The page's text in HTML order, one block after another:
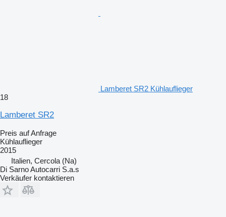
Lamberet SR2 Kühlauflieger
18
Lamberet SR2
Preis auf Anfrage
Kühlauflieger
2015
Italien, Cercola (Na)
Di Sarno Autocarri S.a.s
Verkäufer kontaktieren